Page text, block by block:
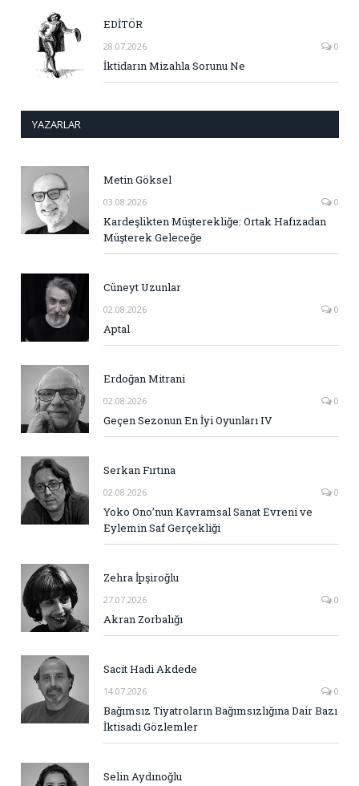
EDİTÖR
28.07.2026 0
İktidarın Mizahla Sorunu Ne
YAZARLAR
Metin Göksel
03.08.2026 0
Kardeşlikten Müşterekliğe: Ortak Hafızadan
Müşterek Geleceğe
Cüneyt Uzunlar
02.08.2026 0
Aptal
Erdoğan Mitrani
02.08.2026 0
Geçen Sezonun En İyi Oyunları IV
Serkan Fırtına
02.08.2026 0
Yoko Ono’nun Kavramsal Sanat Evreni ve
Eylemin Saf Gerçekliği
Zehra İpşiroğlu
27.07.2026 0
Akran Zorbalığı
Sacit Hadi Akdede
14.07.2026 0
Bağımsız Tiyatroların Bağımsızlığına Dair Bazı
İktisadi Gözlemler
Selin Aydınoğlu